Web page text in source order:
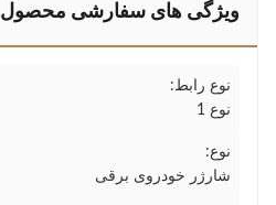
ویژگی های سفارشی محصول
نوع رابط:
نوع 1
نوع:
شارژر خودروی برقی